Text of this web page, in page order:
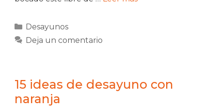
Categorías
Desayunos
Deja un comentario
15 ideas de desayuno con
naranja